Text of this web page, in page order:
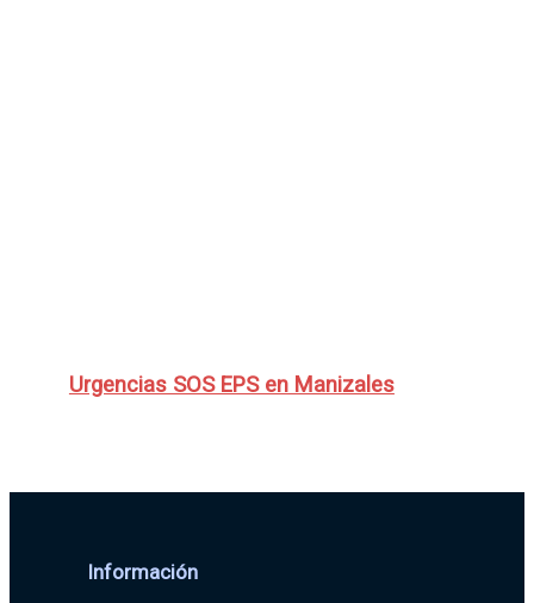
Urgencias SOS EPS en Manizales
Información